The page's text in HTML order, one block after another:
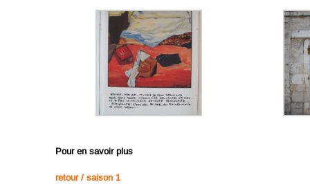
Pour en savoir plus
retour / saison 1